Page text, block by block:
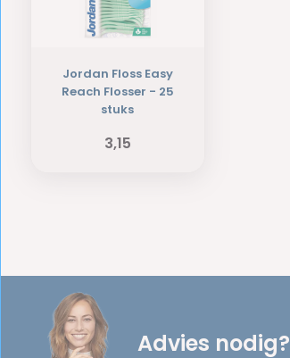
Jordan Floss Easy
Reach Flosser - 25
stuks
3,15
Advies nodig?